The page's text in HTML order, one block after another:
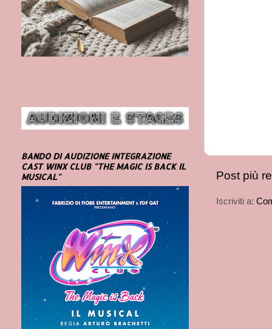
Post più
Iscriviti a:
BANDO DI AUDIZIONE INTEGRAZIONE
CAST WINX CLUB "THE MAGIC IS BACK IL
MUSICAL"